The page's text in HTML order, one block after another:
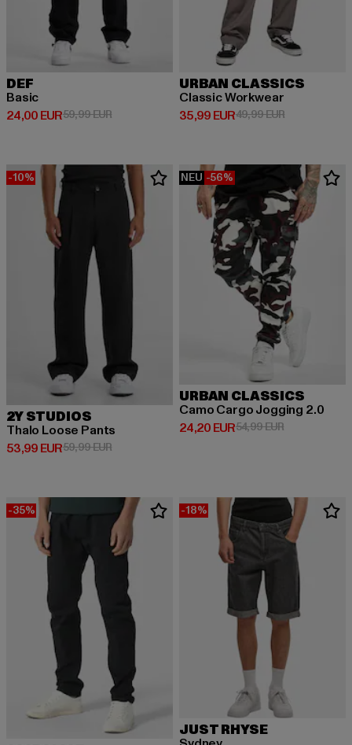
DEF
Basic
24,00 EUR
Derzeitiger Preis: 24,00 EUR
59,99 EURAktionspreis: 59,99 EUR
URBAN CLASSICS
Classic Workwear
35,99 EUR
Derzeitiger Preis: 35,99 EUR
49,99 EURAktionspreis:
-10%
2Y STUDIOS
Thalo Loose Pants
53,99 EUR
Derzeitiger Preis: 53,99 EUR
59,99 EURAktionspreis: 59,99 EUR
NEU -56%
URBAN CLASSICS
Camo Cargo Jogging 2.0
24,20 EUR
Derzeitiger Preis: 24,20 EUR
54,99 EURAktionspreis:
-35% -18%
JUST RHYSE